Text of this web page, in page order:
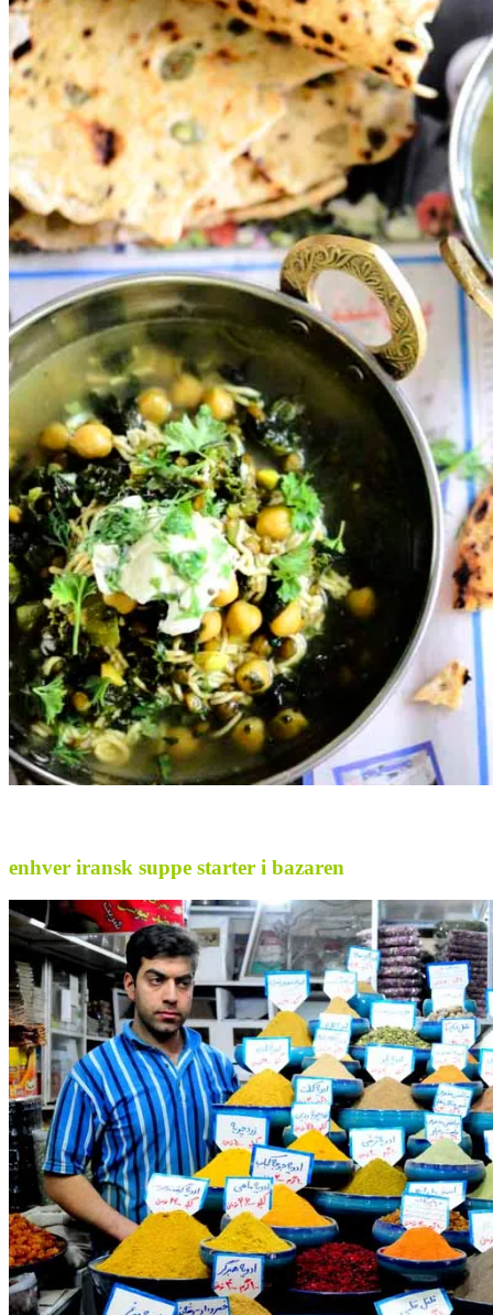
enhver iransk suppe starter i bazaren